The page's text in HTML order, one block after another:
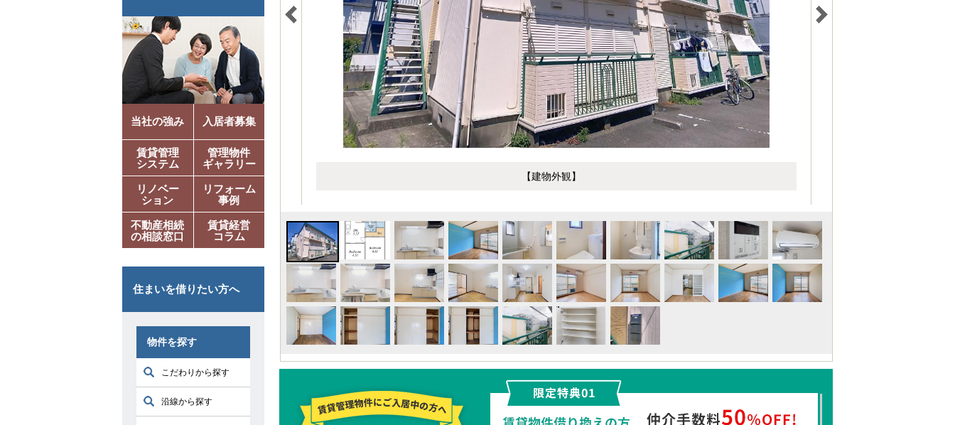
【建物外観】
当社の強み 入居者募集
賃貸管理
システム
管理物件
ギャラリー
リノベー
ション
リフォーム
事例
不動産相続
の相談窓口
賃貸経営
コラム
住まいを借りたい方へ
物件を探す
こだわりから探す
沿線から探す